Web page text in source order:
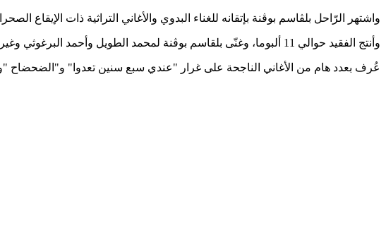
واشتهر الرّاحل بلڨاسم بوڨنة بإتقانه للغناء البدوي والأغاني التراثية ذات
وأنتج الفقيد حوالي 11 ألبوما، وغنّى بلقاسم بوڨنة لمحمد الطويل وأحمد البرغوثي وغيرهما
عُرف بعدد هام من الأغاني الناجحة على غرار "عندي سبع سنين تعدوا" و"الضحضاح "